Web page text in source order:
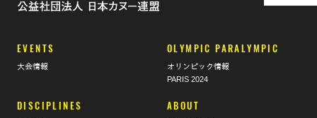
EVENTS OLYMPIC PARALYMPIC
大会情報
オリンピック情報
PARIS 2024
DISCIPLINES ABOUT